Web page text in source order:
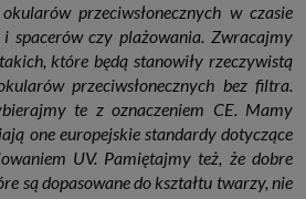
. Pod tym linkiem znajdziesz także informację
przeglądarki, aby ograniczyć lub wyłączyć
itp. oraz jak usunąć takie pliki z Twojego
uprawnienia wobec Twoich danych i ich
inne podmioty z Grupy SAGIER i Zaufanych
przetwarzanie danych możesz ją w każdej
oczywiście nie uchyli zgodności z prawem
przeciwsłonecznych w czasie
spacerów czy plażowania. Zwracajmy
które będą stanowiły rzeczywistą
przeciwsłonecznych bez filtra.
te z oznaczeniem CE. Mamy
one europejskie standardy dotyczące
UV. Pamiętajmy też, że dobre
są dopasowane do kształtu twarzy, nie